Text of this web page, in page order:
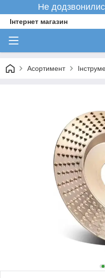
Не
Інтернет магазин
Асортимент